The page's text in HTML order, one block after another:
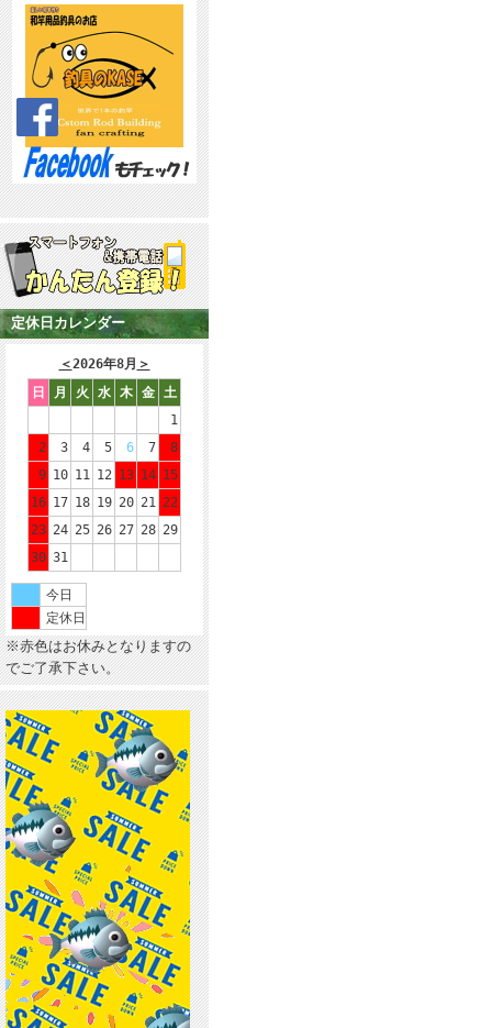
定休日カレンダー
＜2026年8月 ＞
日
月 火 水 木 金
土
1
2
3 4 5 6 7
8
9 10 11 12 13 14 15
16 17 18 19 20 21 22
23 24 25 26 27 28 29
30 31
今日
定休日
※赤色はお休みとなりますの
でご了承下さい。